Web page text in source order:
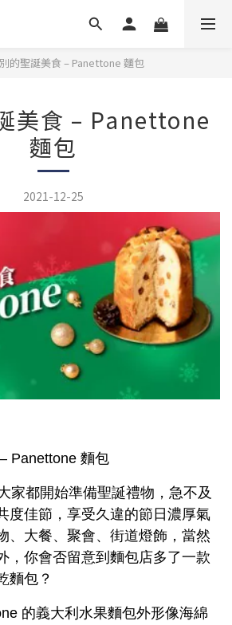
的聖誕美食 – Panettone 麵包
美食 – Panettone
麵包
2021-12-25
Panettone 麵包
家都開始準備聖誕禮物，急不及
度佳節，享受久違的節日濃厚氣
、大餐、聚會、街道燈飾，當然
，你會否留意到麵包店多了一款
麵包？
的義大利水果麵包外形像海綿